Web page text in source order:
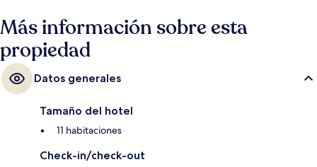
Más información sobre esta
propiedad
Datos generales
Tamaño del hotel
11 habitaciones
Check-in/check-out